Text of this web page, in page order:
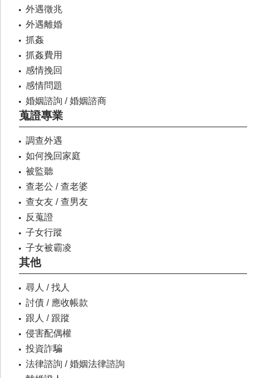
外遇徵兆
外遇離婚
抓姦
抓姦費用
感情挽回
感情問題
婚姻諮詢 / 婚姻諮商
蒐證專業
調查外遇
如何挽回家庭
被監聽
查老公 / 查老婆
查女友 / 查男友
反蒐證
子女行蹤
子女被霸凌
其他
尋人 / 找人
討債 / 應收帳款
跟人 / 跟蹤
侵害配偶權
投資詐騙
法律諮詢 / 婚姻法律諮詢